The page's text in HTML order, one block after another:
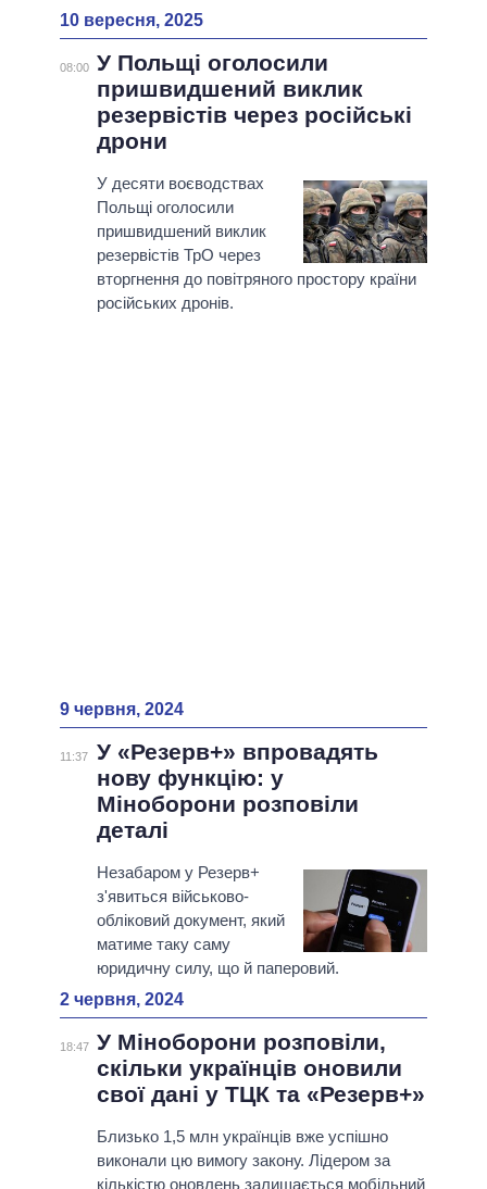
10 вересня, 2025
08:00 У Польщі оголосили
пришвидшений виклик
резервістів через російські
дрони
У десяти воєводствах
Польщі оголосили
пришвидшений виклик
резервістів ТрО через
вторгнення до повітряного простору країни
російських дронiв.
9 червня, 2024
11:37
У «Резерв+» впровадять
нову функцію: у
Міноборони розповіли
деталі
Незабаром у Резерв+
з'явиться військово-
обліковий документ, який
матиме таку саму
юридичну силу, що й паперовий.
2 червня, 2024
18:47 У Міноборони розповіли,
скільки українців оновили
свої дані у ТЦК та «Резерв+»
Близько 1,5 млн українців вже успішно
виконали цю вимогу закону. Лідером за
кількістю оновлень залишається мобільний